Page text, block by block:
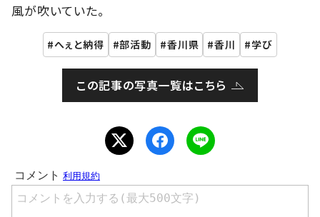
風が吹いていた。
へぇと納得 部活動 香川県 香川 学び
この記事の写真一覧はこちら